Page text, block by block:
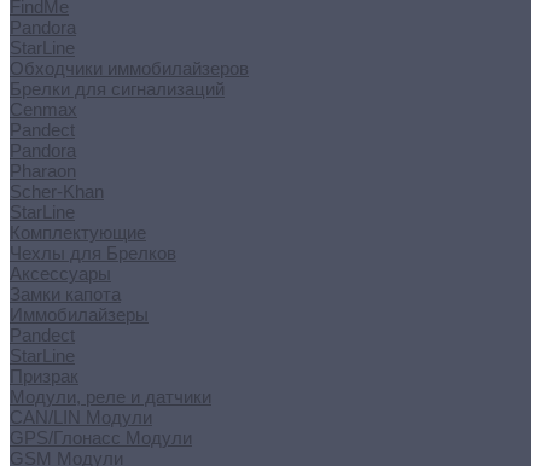
FindMe
Pandora
StarLine
Обходчики иммобилайзеров
Брелки для сигнализаций
Cenmax
Pandect
Pandora
Pharaon
Scher-Khan
StarLine
Комплектующие
Чехлы для Брелков
Аксессуары
Замки капота
Иммобилайзеры
Pandect
StarLine
Призрак
Модули, реле и датчики
CAN/LIN Модули
GPS/Глонасс Модули
GSM Модули